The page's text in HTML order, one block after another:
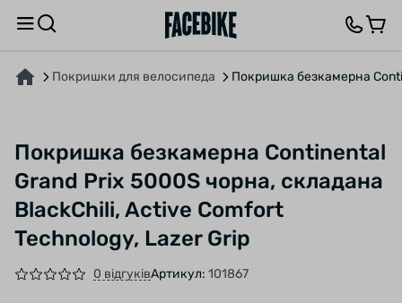
Покришки для велосипеда Покришка безкамерна
Покришка безкамерна Continental
Grand Prix 5000S чорна, складана
BlackChili, Active Comfort
Technology, Lazer Grip
0 відгуківАртикул: 101867
ПРО ТОВАР ХАРАКТЕРИСТИКИОПИС ВІДГУКИ ТА ЗАПИТАННЯ